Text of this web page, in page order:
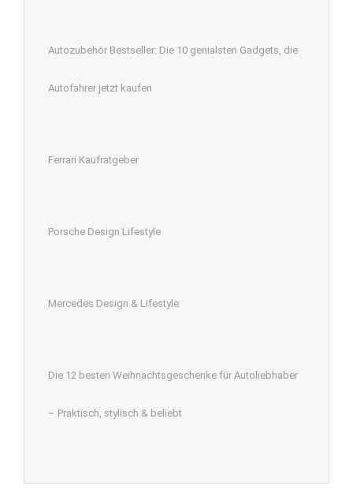
Autozubehör Bestseller: Die 10 genialsten Gadgets, die
Autofahrer jetzt kaufen
Ferrari Kaufratgeber
Porsche Design Lifestyle
Mercedes Design & Lifestyle
Die 12 besten Weihnachtsgeschenke für Autoliebhaber
– Praktisch, stylisch & beliebt